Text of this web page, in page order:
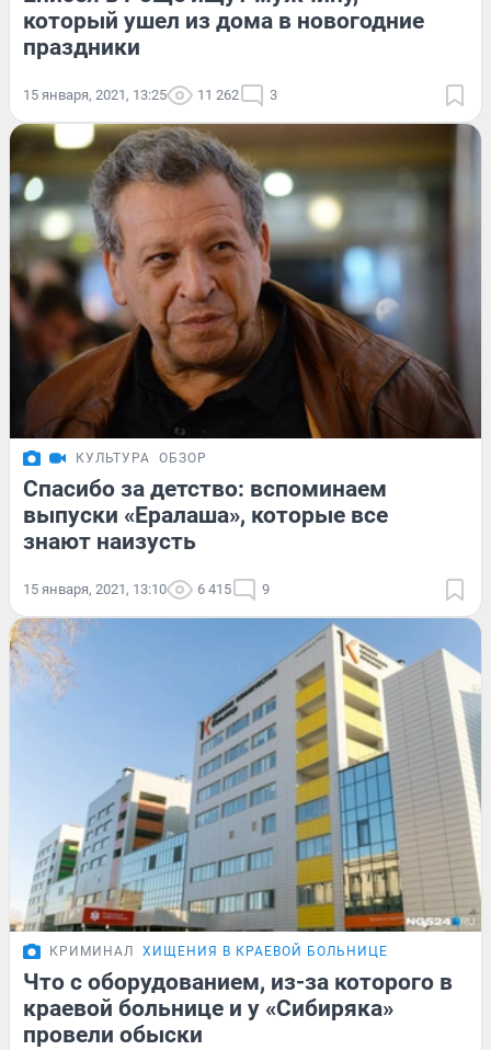
который ушел из дома в новогодние
праздники
15 января, 2021, 13:25 11 262 3
КУЛЬТУРА ОБЗОР
Спасибо за детство: вспоминаем
выпуски «Ералаша», которые все
знают наизусть
15 января, 2021, 13:10 6 415 9
КРИМИНАЛ ХИЩЕНИЯ В КРАЕВОЙ БОЛЬНИЦЕ
Что с оборудованием, из-за которого в
краевой больнице и у «Сибиряка»
провели обыски